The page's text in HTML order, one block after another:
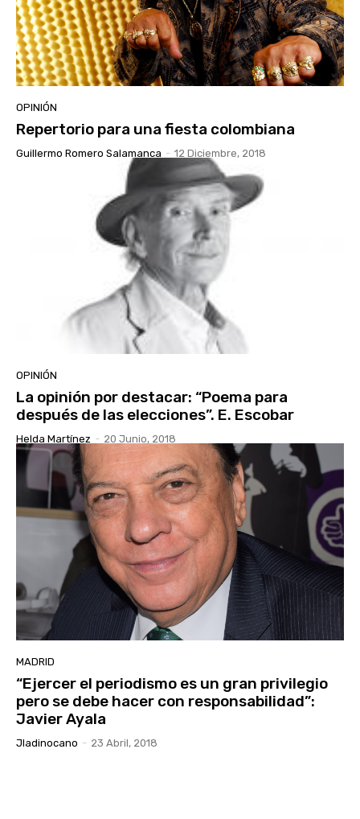
OPINIÓN
Repertorio para una fiesta colombiana
Guillermo Romero Salamanca - 12 Diciembre, 2018
OPINIÓN
La opinión por destacar: “Poema para
después de las elecciones”. E. Escobar
Helda Martínez - 20 Junio, 2018
MADRID
“Ejercer el periodismo es un gran privilegio
pero se debe hacer con responsabilidad”:
Javier Ayala
Jladinocano - 23 Abril, 2018